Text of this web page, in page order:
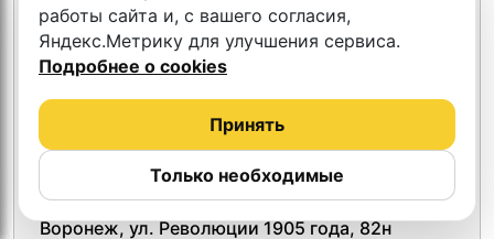
2SIDES Podcast 4.7
Воронеж, ул. Революции 1905 года, 82н
работы сайта и, с вашего согласия,
Яндекс.Метрику для улучшения сервиса.
Подробнее о cookies
Только необходимые
Принять